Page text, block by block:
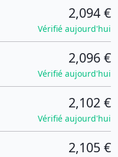
2,094 €
Vérifié aujourd'hui
2,096 €
Vérifié aujourd'hui
2,102 €
Vérifié aujourd'hui
2,105 €